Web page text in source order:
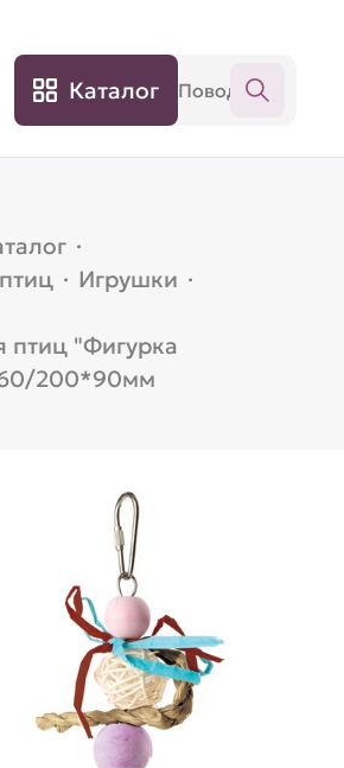
Каталог
·
· Игрушки ·
птиц "Фигурка
200*90мм